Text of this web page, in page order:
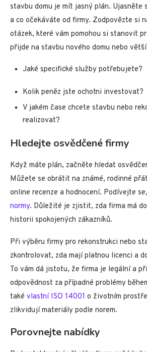
stavbu domu je mít jasný plán. Ujasněte
a co očekáváte od firmy. Zodpovězte si
otázek, které vám pomohou si stanovit
přijde na stavbu nového domu nebo
Jaké specifické služby potřebujete?
Kolik peněz jste ochotni investovat?
V jakém čase chcete stavbu nebo
realizovat?
Hledejte osvědčené firmy
Když máte plán, začněte hledat
Můžete se obrátit na známé, rodinné
online recenze a hodnocení. Podívejte
normy. Důležité je zjistit, zda firma má
historii spokojených zákazníků.
Při výběru firmy pro rekonstrukci nebo
zkontrolovat, zda mají platnou licenci a
To vám dá jistotu, že firma je legální a
odpovědnost za případné problémy
také vlastní ISO 14001 o životním
zlikvidují materiály podle norem.
Porovnejte nabídky